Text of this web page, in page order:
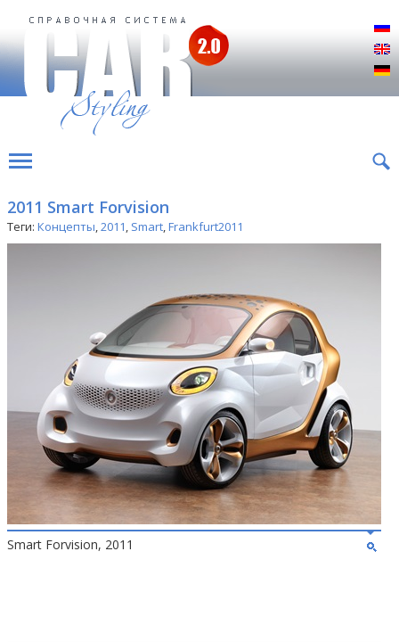
2011 Smart Forvision
Теги: Концепты,2011, Smart,Frankfurt2011
Smart Forvision, 2011